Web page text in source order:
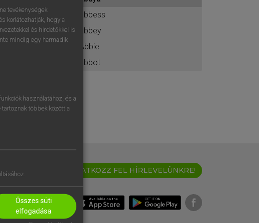
belépek.
abbess
abbey
Abbie
abbot
IRATKOZZ FEL HÍRLEVELÜNKRE!
tevékenységek
korlátozhatják, hogy a
és hirdetőkkel is
mindig egy harmadik
használatához, és a
többek között a
Összes süti
elfogadása